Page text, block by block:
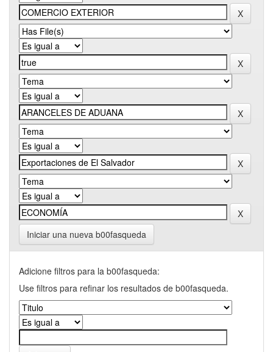
Iniciar una nueva b00fasqueda
Adicione filtros para la b00fasqueda:
Use filtros para refinar los resultados de b00fasqueda.